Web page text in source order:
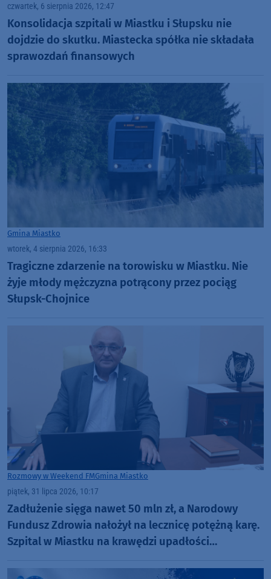
czwartek, 6 sierpnia 2026, 12:47
Konsolidacja szpitali w Miastku i Słupsku nie
dojdzie do skutku. Miastecka spółka nie składała
sprawozdań finansowych
Gmina Miastko
wtorek, 4 sierpnia 2026, 16:33
Tragiczne zdarzenie na torowisku w Miastku. Nie
żyje młody mężczyzna potrącony przez pociąg
Słupsk-Chojnice
Rozmowy w Weekend FMGmina Miastko
piątek, 31 lipca 2026, 10:17
Zadłużenie sięga nawet 50 mln zł, a Narodowy
Fundusz Zdrowia nałożył na lecznicę potężną karę.
Szpital w Miastku na krawędzi upadłości